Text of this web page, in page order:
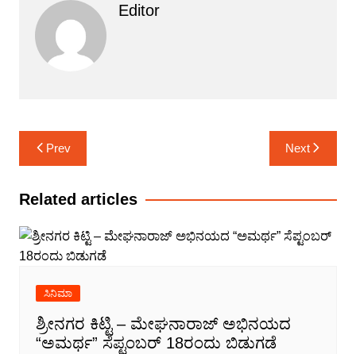
Editor
Post
navigation
Prev Next
Related articles
ಸಿನಿಮಾ
ಶ್ರೀನಗರ ಕಿಟ್ಟಿ – ಮೇಘನಾರಾಜ್ ಅಭಿನಯದ
“ಅಮರ್ಥ” ಸೆಪ್ಟಂಬರ್ 18ರಂದು ಬಿಡುಗಡೆ